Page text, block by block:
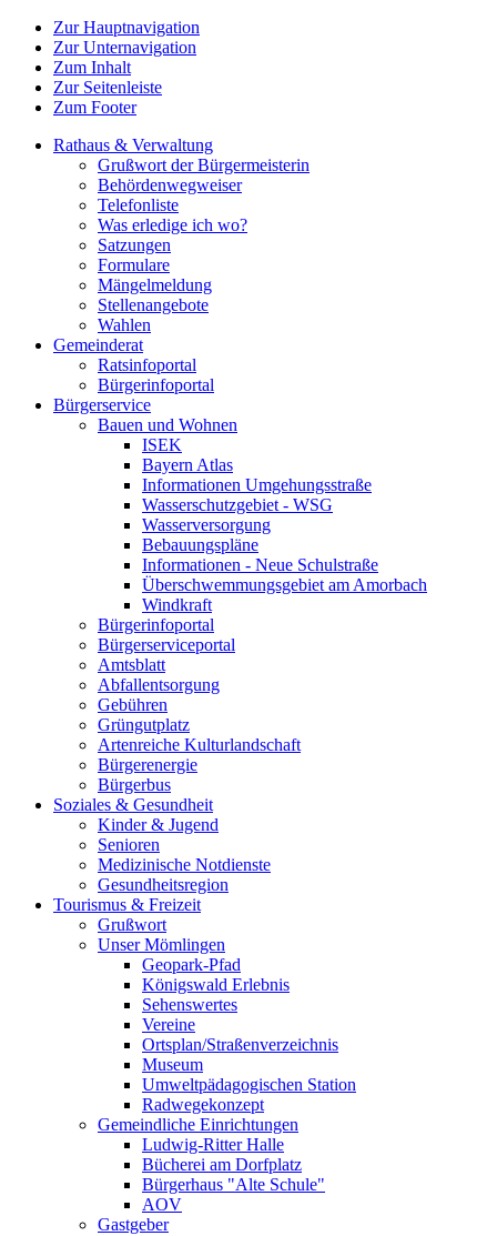
Zur Hauptnavigation
Zur Unternavigation
Zum Inhalt
Zur Seitenleiste
Zum Footer
Rathaus & Verwaltung
Grußwort der Bürgermeisterin
Behördenwegweiser
Telefonliste
Was erledige ich wo?
Satzungen
Formulare
Mängelmeldung
Stellenangebote
Wahlen
Gemeinderat
Ratsinfoportal
Bürgerinfoportal
Bürgerservice
Bauen und Wohnen
ISEK
Bayern Atlas
Informationen Umgehungsstraße
Wasserschutzgebiet - WSG
Wasserversorgung
Bebauungspläne
Informationen - Neue Schulstraße
Überschwemmungsgebiet am Amorbach
Windkraft
Bürgerinfoportal
Bürgerserviceportal
Amtsblatt
Abfallentsorgung
Gebühren
Grüngutplatz
Artenreiche Kulturlandschaft
Bürgerenergie
Bürgerbus
Soziales & Gesundheit
Kinder & Jugend
Senioren
Medizinische Notdienste
Gesundheitsregion
Tourismus & Freizeit
Grußwort
Unser Mömlingen
Geopark-Pfad
Königswald Erlebnis
Sehenswertes
Vereine
Ortsplan/Straßenverzeichnis
Museum
Umweltpädagogischen Station
Radwegekonzept
Gemeindliche Einrichtungen
Ludwig-Ritter Halle
Bücherei am Dorfplatz
Bürgerhaus "Alte Schule"
AOV
Gastgeber